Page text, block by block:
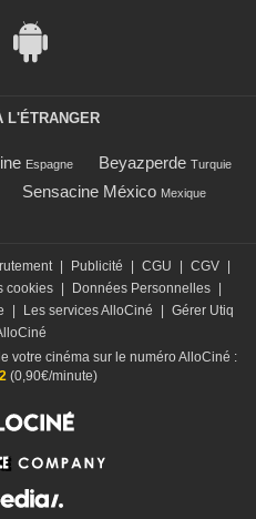
L'ÉTRANGER
Espagne Beyazperde Turquie
Sensacine México Mexique
Publicité CGU CGV
cookies Données Personnelles
Les services AlloCiné
Gérer Utiq
votre cinéma sur le numéro AlloCiné :
(0,90€/minute)